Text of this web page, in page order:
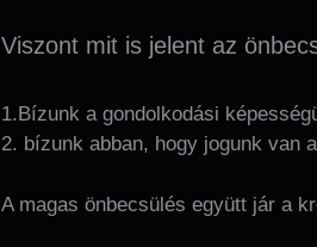
Viszont mit is jelent az
1.Bízunk a gondolkodási
2. bízunk abban, hogy jogunk van
A magas önbecsülés együtt jár a